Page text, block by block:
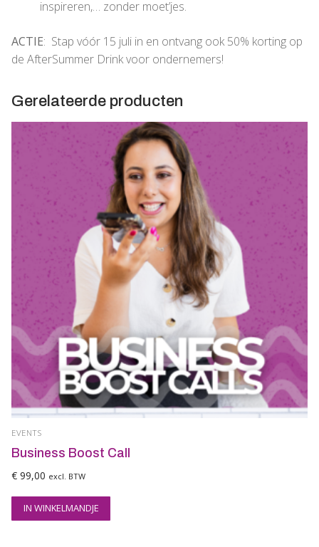
inspireren,… zonder moet’jes.
ACTIE: Stap vóór 15 juli in en ontvang ook 50% korting op
de AfterSummer Drink voor ondernemers!
Gerelateerde producten
EVENTS
Business Boost Call
€ 99,00 excl. BTW
IN WINKELMANDJE